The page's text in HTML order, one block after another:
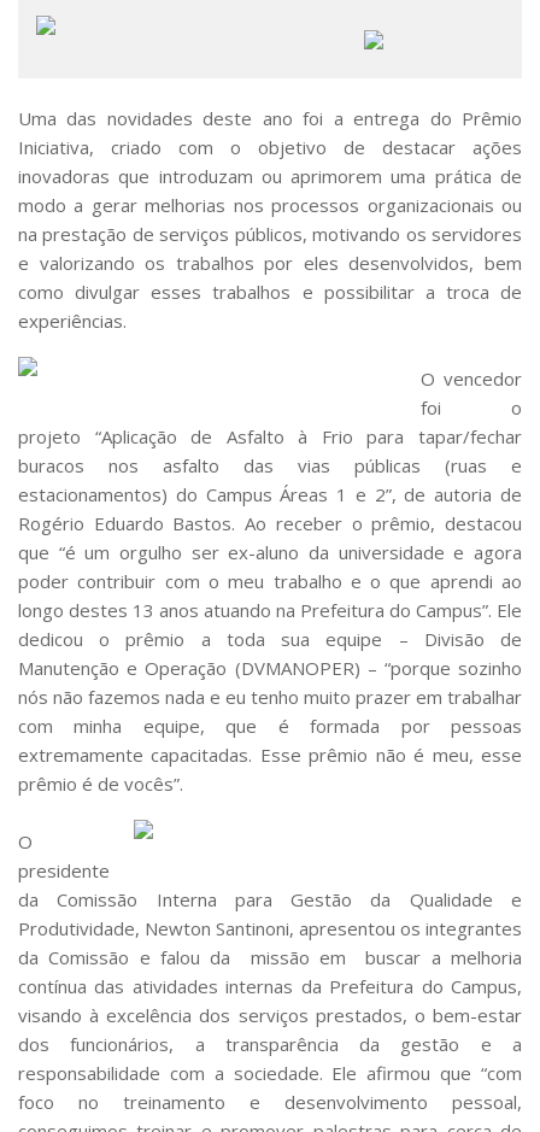
Uma das novidades deste ano foi a entrega do Prêmio
Iniciativa, criado com o objetivo de destacar ações
inovadoras que introduzam ou aprimorem uma prática de
modo a gerar melhorias nos processos organizacionais ou
na prestação de serviços públicos, motivando os servidores
e valorizando os trabalhos por eles desenvolvidos, bem
como divulgar esses trabalhos e possibilitar a troca de
experiências.
O vencedor
foi o
projeto “Aplicação de Asfalto à Frio para tapar/fechar
buracos nos asfalto das vias públicas (ruas e
estacionamentos) do Campus Áreas 1 e 2”, de autoria de
Rogério Eduardo Bastos. Ao receber o prêmio, destacou
que “é um orgulho ser ex-aluno da universidade e agora
poder contribuir com o meu trabalho e o que aprendi ao
longo destes 13 anos atuando na Prefeitura do Campus”. Ele
dedicou o prêmio a toda sua equipe – Divisão de
Manutenção e Operação (DVMANOPER) – “porque sozinho
nós não fazemos nada e eu tenho muito prazer em trabalhar
com minha equipe, que é formada por pessoas
extremamente capacitadas. Esse prêmio não é meu, esse
prêmio é de vocês”.
O
presidente
da Comissão Interna para Gestão da Qualidade e
Produtividade, Newton Santinoni, apresentou os integrantes
da Comissão e falou da missão em buscar a melhoria
contínua das atividades internas da Prefeitura do Campus,
visando à excelência dos serviços prestados, o bem-estar
dos funcionários, a transparência da gestão e a
responsabilidade com a sociedade. Ele afirmou que “com
foco no treinamento e desenvolvimento pessoal,